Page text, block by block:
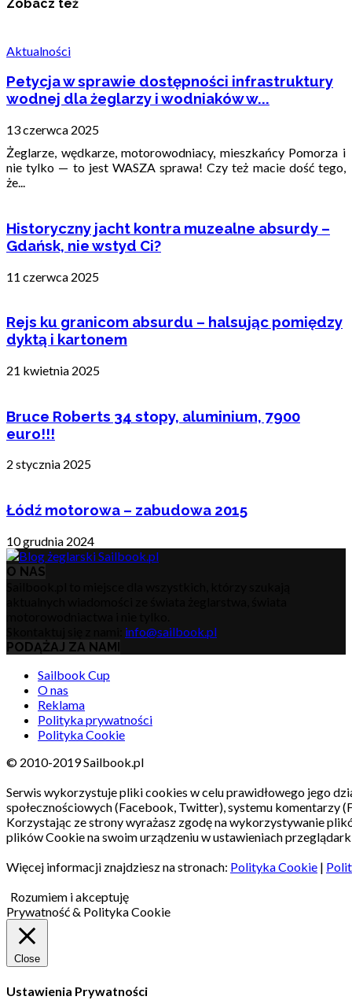
Zobacz też
Aktualności
Petycja w sprawie dostępności infrastruktury
wodnej dla żeglarzy i wodniaków w...
13 czerwca 2025
Żeglarze, wędkarze, motorowodniacy, mieszkańcy Pomorza i
nie tylko — to jest WASZA sprawa! Czy też macie dość tego,
że...
Historyczny jacht kontra muzealne absurdy –
Gdańsk, nie wstyd Ci?
11 czerwca 2025
Rejs ku granicom absurdu – halsując pomiędzy
dyktą i kartonem
21 kwietnia 2025
Bruce Roberts 34 stopy, aluminium, 7900
euro!!!
2 stycznia 2025
Łódź motorowa – zabudowa 2015
10 grudnia 2024
O NAS
info@sailbook.pl
PODĄŻAJ ZA NAMI
Sailbook Cup
O nas
Reklama
Polityka prywatności
Polityka Cookie
© 2010-2019 Sailbook.pl
Serwis wykorzystuje pliki cookies w celu prawidłowego jego
społecznościowych (Facebook, Twitter), systemu komentarzy
Korzystając ze strony wyrażasz zgodę na wykorzystywanie
plików Cookie na swoim urządzeniu w ustawieniach
Więcej informacji znajdziesz na stronach: Polityka Cookie |
Rozumiem i akceptuję
Prywatność & Polityka Cookie
Close
Ustawienia Prywatności